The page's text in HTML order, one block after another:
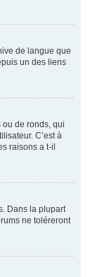
de langue que
un des liens
ou de ronds, qui
C’est à
raisons a t-il
Dans la plupart
ne toléreront